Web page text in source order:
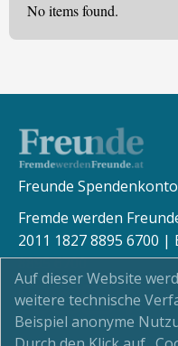
No items found.
Freunde Spendenkonto
Fremde werden
2011 1827 8895 6700 |
8895 6700
Auf dieser Website
weitere technische
Beispiel anonyme